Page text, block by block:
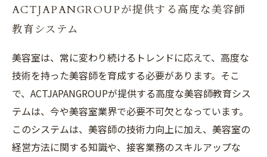
ACTJAPANGROUPが提供する高度な美容師
教育システム
美容室は、常に変わり続けるトレンドに応えて、高度な
技術を持った美容師を育成する必要があります。そこ
で、ACTJAPANGROUPが提供する高度な美容師教育シス
テムは、今や美容室業界で必要不可欠となっています。
このシステムは、美容師の技術力向上に加え、美容室の
経営方法に関する知識や、接客業務のスキルアップな